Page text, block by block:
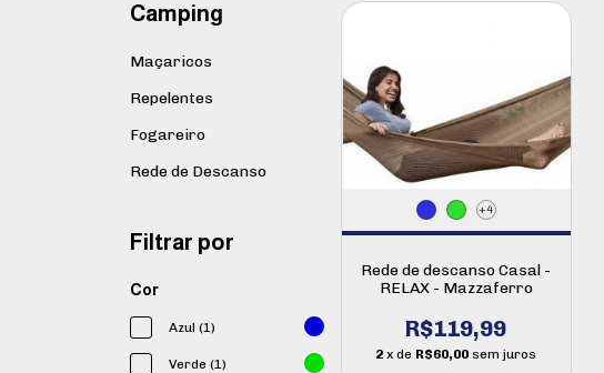
Camping
Maçaricos
Repelentes
Fogareiro
Rede de Descanso
Filtrar por
Cor
Azul (1)
Verde (1)
+4
Rede de descanso Casal -
RELAX - Mazzaferro
R$119,99
2 x de R$60,00 sem juros